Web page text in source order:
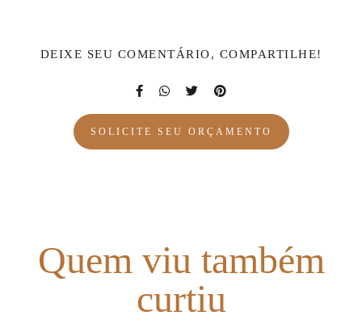
DEIXE SEU COMENTÁRIO, COMPARTILHE!
SOLICITE SEU ORÇAMENTO
Quem viu também
curtiu